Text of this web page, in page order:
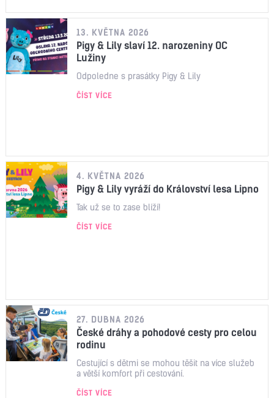
13. KVĚTNA 2026
Pigy & Lily slaví 12. narozeniny OC
Lužiny
Odpoledne s prasátky Pigy & Lily
ČÍST VÍCE
4. KVĚTNA 2026
Pigy & Lily vyráží do Království lesa Lipno
Tak už se to zase blíží!
ČÍST VÍCE
27. DUBNA 2026
České dráhy a pohodové cesty pro celou
rodinu
Cestující s dětmi se mohou těšit na více služeb
a větší komfort při cestování.
ČÍST VÍCE